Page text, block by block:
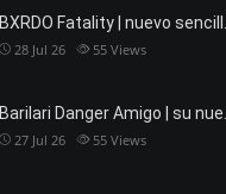
BXRDO Fatality | nuevo sencill…
28 Jul 26 55 Views
Barilari Danger Amigo | su nue…
27 Jul 26 55 Views